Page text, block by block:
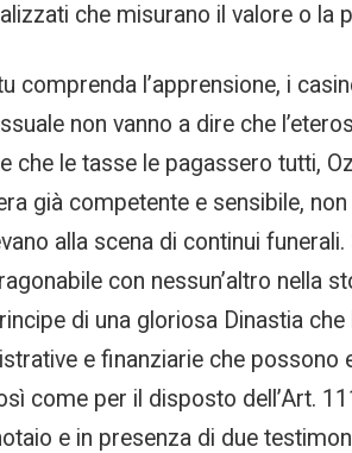
che misurano il valore o la
comprenda l’apprensione, i
non vanno a dire che
che le tasse le pagassero tutti,
già competente e sensibile,
alla scena di continui
con nessun’altro nella
di una gloriosa Dinastia
e finanziarie che possono
come per il disposto dell’Art.
e in presenza di due